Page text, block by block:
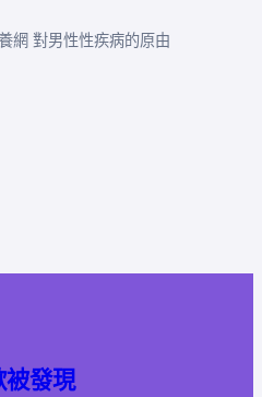
網 對男性性疾病的原由
被發現